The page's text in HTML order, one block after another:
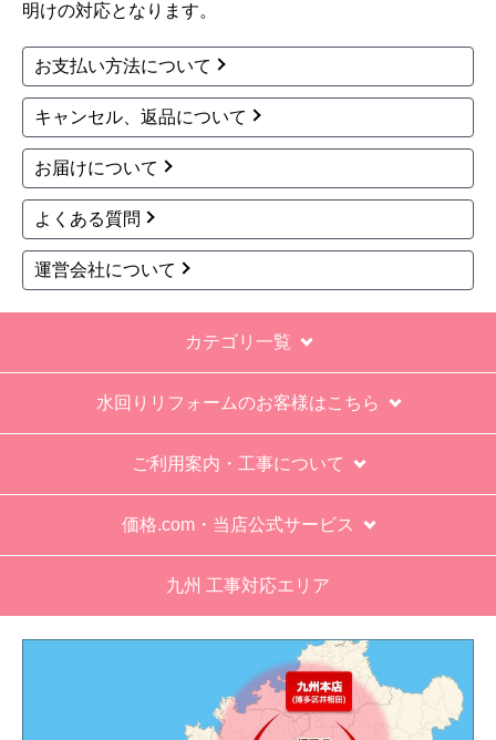
明けの対応となります。
お支払い方法について
キャンセル、返品について
お届けについて
よくある質問
運営会社について
カテゴリ一覧
水回りリフォームのお客様はこちら
ご利用案内・工事について
価格.com・当店公式サービス
九州 工事対応エリア